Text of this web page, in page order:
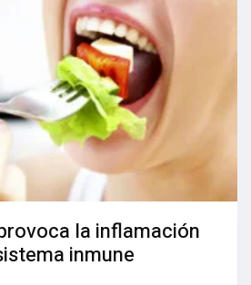
la inflamación
inmune